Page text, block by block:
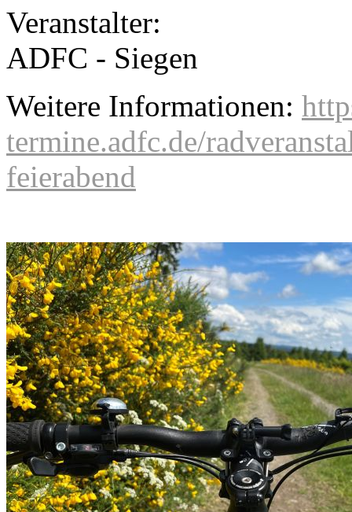
Veranstalter:
ADFC - Siegen
Weitere Informationen:
termine.adfc.de/
feierabend